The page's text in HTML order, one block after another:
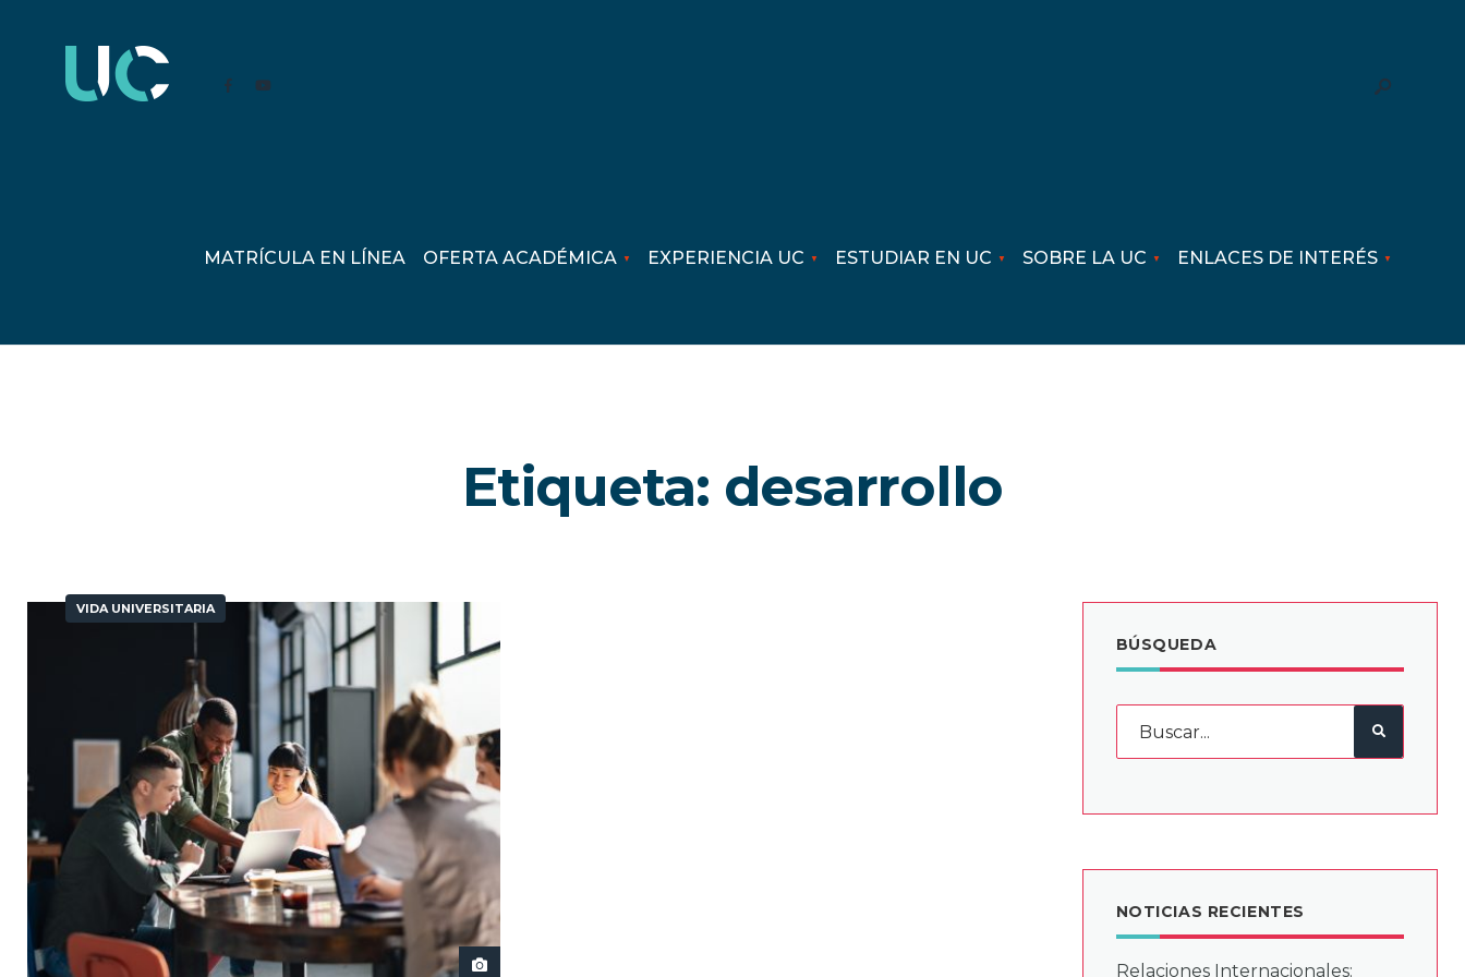
MATRÍCULA EN LÍNEA OFERTA ACADÉMICA EXPERIENCIA UC ESTUDIAR EN UC SOBRE LA UC ENLACES DE INTERÉS
Etiqueta: desarrollo
VIDA UNIVERSITARIA
BÚSQUEDA
NOTICIAS RECIENTES
Relaciones Internacionales: